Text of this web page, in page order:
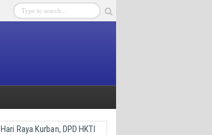
Hari Raya Kurban, DPD HKTI